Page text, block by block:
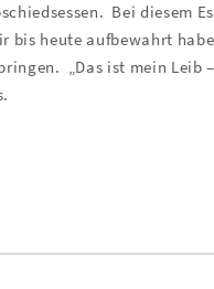
Bei diesem
bis heute aufbewahrt
„Das ist mein Leib